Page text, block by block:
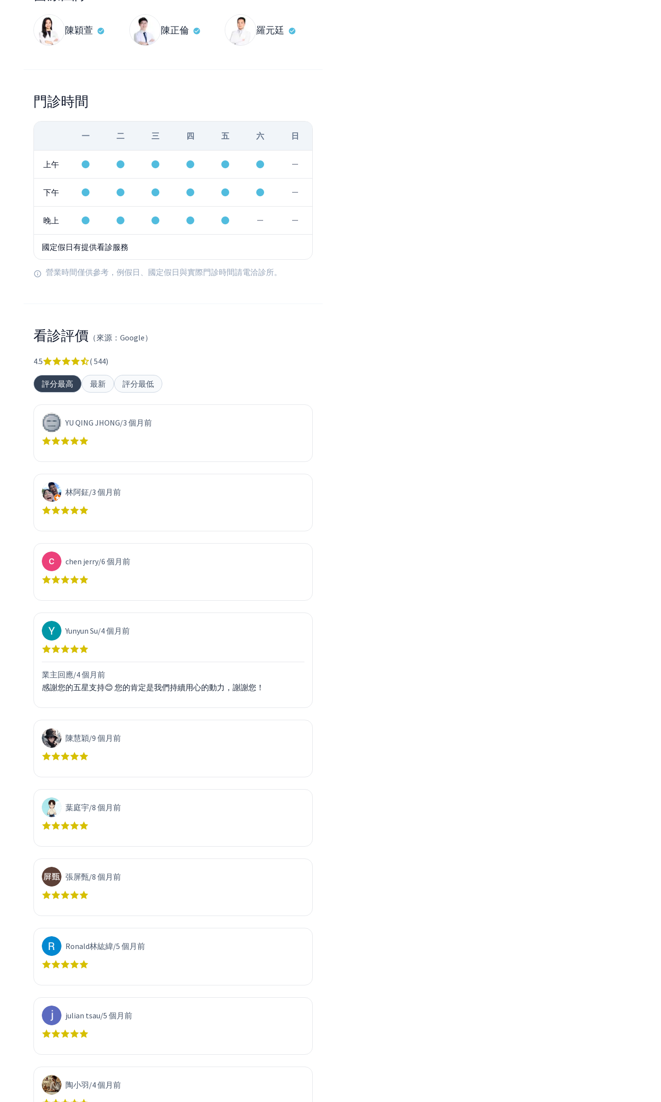
陳穎萱 陳正倫 羅元廷
門診時間
一 二 三 四 五 六 日
上午
下午
晚上
國定假日有提供看診服務
營業時間僅供參考，例假日、國定假日與實際門診時間請電洽診所。
看診評價 （來源：Google）
4.5 ( 544)
評分最高 最新 評分最低
YU QING JHONG/3 個月前
林阿鉦/3 個月前
chen jerry/6 個月前
Yunyun Su/4 個月前
業主回應/4 個月前
感謝您的五星支持😊 您的肯定是我們持續用心的動力，謝謝您！
陳慧穎/9 個月前
葉庭宇/8 個月前
張屏甄/8 個月前
Ronald林紘緯/5 個月前
julian tsau/5 個月前
陶小羽/4 個月前